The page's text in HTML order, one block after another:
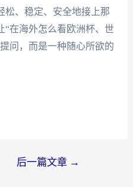
松、稳定、安全地接上那
“在海外怎么看欧洲杯、世
问，而是一种随心所欲的
后一篇文章 →